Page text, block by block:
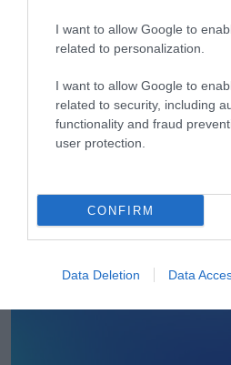
I want to allow Google to
related to personalization.
I want to allow Google to
related to security, including
functionality and fraud
user protection.
CONFIRM
Data Deletion Data
ΕΞΑΓΟΡΕΣ -